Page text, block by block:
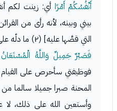
أَنْفُسُكُمْ أَمْرًا أي: زينت لكم
بيني وبينه، لأنه رأى من
التي قصَّها عليه] (٢) ما دلّه على ما قال.
فَصَبْرٌ جَمِيلٌ وَاللَّهُ
فوظيفتي سأحرص على
المحنة صبرا جميلا سالما
وأستعين الله على ذلك،